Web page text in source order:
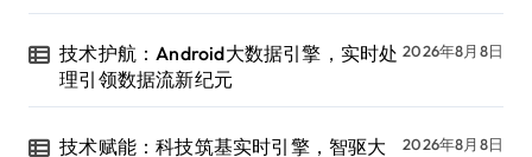
技术护航：Android大数据引擎，实时处
理引领数据流新纪元
2026年8月8日
技术赋能：科技筑基实时引擎，智驱大
2026年8月8日